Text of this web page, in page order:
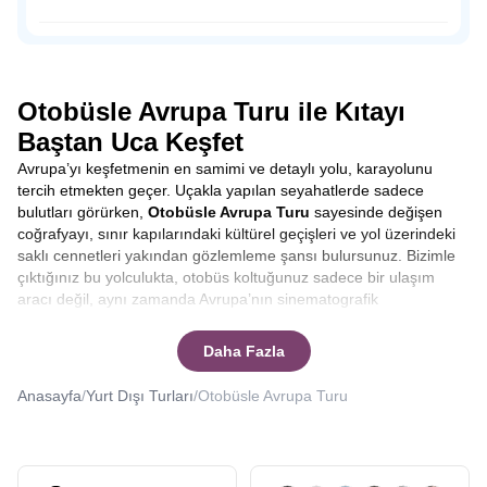
doğal güzelliğine rağmen, henüz çılgın turist kalabalığına
uğramamış bakir bir yerleşim yeri.
Otobüsle Avrupa Turu ile Kıtayı
Baştan Uca Keşfet
Avrupa’yı keşfetmenin en samimi ve detaylı yolu, karayolunu
tercih etmekten geçer. Uçakla yapılan seyahatlerde sadece
bulutları görürken, Otobüsle Avrupa Turu sayesinde değişen
coğrafyayı, sınır kapılarındaki kültürel geçişleri ve yol üzerindeki
saklı cennetleri yakından gözlemleme şansı bulursunuz. Bizimle
çıktığınız bu yolculukta, otobüs koltuğunuz sadece bir ulaşım
aracı değil, aynı zamanda Avrupa’nın sinematografik
şehirler arası geçişlerde rehberlerimizin anlatımlarıyla
bilgilenirken, molalarda yerel lezzetleri tatma fırsatı yakalarsınız.
kendisinden keyif alanlar için tasarlanmıştır.
Seyahat etmek, sadece yeni yerler görmek değil, aynı zamanda
Daha Fazla
Anasayfa/Yurt Dışı Turları/Otobüsle Avrupa Turu